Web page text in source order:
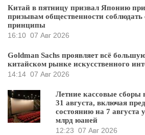
Китай в пятницу призвал Японию
призывам общественности соблюдать
принципы
16:10 07 Авг 2026
Goldman Sachs проявляет всё
китайском рынке искусственного
14:14 07 Авг 2026
Летние кассовые сборы
31 августа, включая
состоянию на 7 августа
млрд юаней
12:23 07 Авг 2026